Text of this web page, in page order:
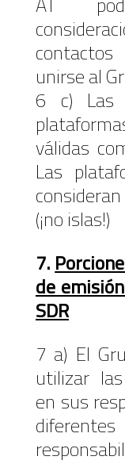
unirse al
6 c) Las
válidas
Las
(¡no islas!)
7.
de
SDR
7 a) El
utilizar
en sus